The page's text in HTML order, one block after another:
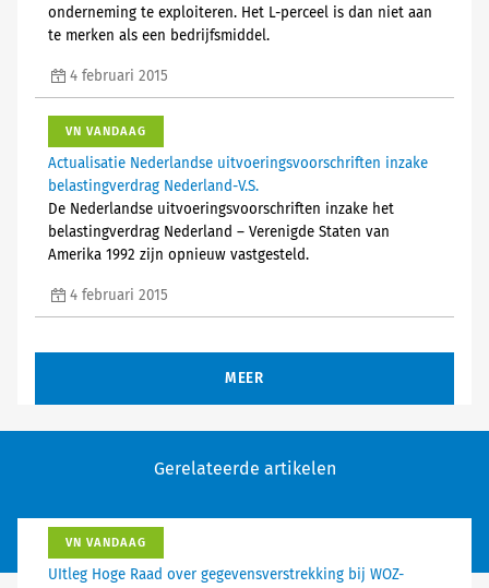
onderneming te exploiteren. Het L-perceel is dan niet aan
te merken als een bedrijfsmiddel.
4 februari 2015
VN VANDAAG
Actualisatie Nederlandse uitvoeringsvoorschriften inzake
belastingverdrag Nederland-V.S.
De Nederlandse uitvoeringsvoorschriften inzake het
belastingverdrag Nederland – Verenigde Staten van
Amerika 1992 zijn opnieuw vastgesteld.
4 februari 2015
MEER
Gerelateerde artikelen
VN VANDAAG
UItleg Hoge Raad over gegevensverstrekking bij WOZ-